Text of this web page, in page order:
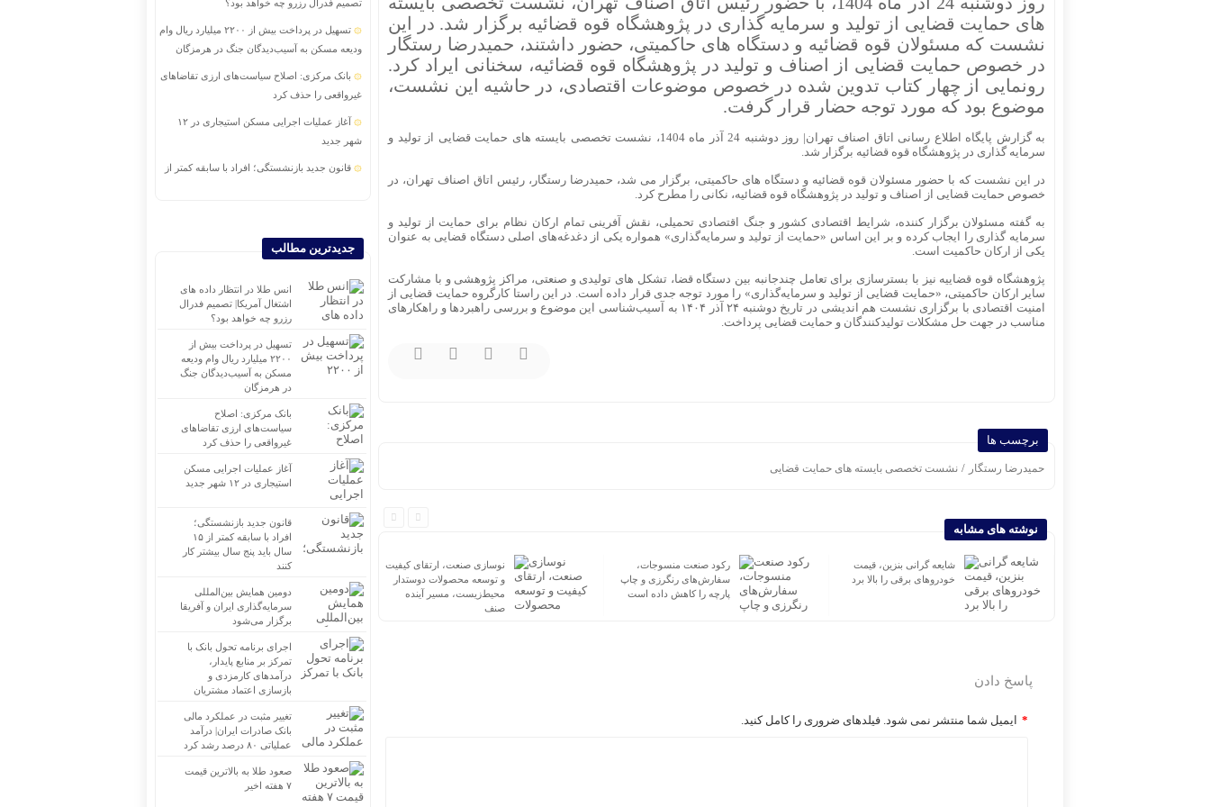
های حمایت قضایی از تولید و سرمایه گذاری در پژوهشگاه قوه قضائیه برگزار شد. در این
نشست که مسئولان قوه قضائیه و دستگاه های حاکمیتی، حضور داشتند، حمیدرضا رستگار
در خصوص حمایت قضایی از اصناف و تولید در پژوهشگاه قوه قضائیه، سخنانی ایراد کرد.
رونمایی از چهار کتاب تدوین شده در خصوص موضوعات اقتصادی، در حاشیه این نشست،
موضوع بود که مورد توجه حضار قرار گرفت.
به گزارش پایگاه اطلاع رسانی اتاق اصناف تهران| روز دوشنبه 24 آذر ماه 1404، نشست تخصصی بایسته های حمایت قضایی از تولید و
سرمایه گذاری در پژوهشگاه قوه قضائیه برگزار شد.
در این نشست که با حضور مسئولان قوه قضائیه و دستگاه های حاکمیتی، برگزار می شد، حمیدرضا رستگار، رئیس اتاق اصناف تهران، در
خصوص حمایت قضایی از اصناف و تولید در پژوهشگاه قوه قضائیه، نکانی را مطرح کرد.
به گفته مسئولان برگزار کننده، شرایط اقتصادی کشور و جنگ اقتصادی تحمیلی، نقش آفرینی تمام ارکان نظام برای حمایت از تولید و
سرمایه گذاری را ایجاب کرده و بر این اساس «حمایت از تولید و سرمایه‌گذاری» همواره یکی از دغدغه‌های اصلی دستگاه قضایی به عنوان
یکی از ارکان حاکمیت است.
پژوهشگاه قوه قضاییه نیز با بسترسازی برای تعامل چندجانبه بین دستگاه قضا، تشکل های تولیدی و صنعتی، مراکز پژوهشی و با مشارکت
سایر ارکان حاکمیتی، «حمایت قضایی از تولید و سرمایه‌گذاری» را مورد توجه جدی قرار داده است. در این راستا کارگروه حمایت قضایی از
امنیت اقتصادی با برگزاری نشست هم اندیشی در تاریخ دوشنبه ۲۴ آذر ۱۴۰۴ به آسیب‌شناسی این موضوع و بررسی راهبردها و راهکارهای
مناسب در جهت حل مشکلات تولیدکنندگان و حمایت قضایی پرداخت.
برچسب ها
حمیدرضا رستگار / نشست تخصصی بایسته های حمایت قضایی
نوشته های مشابه
نوسازی صنعت، ارتقای کیفیت
و توسعه محصولات دوستدار
محیط‌زیست، مسیر آینده
صنف
رکود صنعت منسوجات،
سفارش‌های رنگرزی و چاپ
پارچه را کاهش داده است
شایعه گرانی بنزین، قیمت
خودروهای برقی را بالا برد
پاسخ دادن
ایمیل شما منتشر نمی شود. فیلدهای ضروری را کامل کنید. *
تصمیم فدرال رزرو چه خواهد بود؟
تسهیل در پرداخت بیش از ۲۲۰۰ میلیارد ریال وام
ودیعه مسکن به آسیب‌دیدگان جنگ در هرمزگان
بانک مرکزی: اصلاح سیاست‌های ارزی تقاضاهای
غیرواقعی را حذف کرد
آغاز عملیات اجرایی مسکن استیجاری در ۱۲
شهر جدید
قانون جدید بازنشستگی؛ افراد با سابقه کمتر از
اجرای برنامه تحول بانک با تمرکز بر منابع پایدار،
درآمدهای کارمزدی و بازسازی اعتماد مشتریان
تغییر مثبت در عملکرد مالی بانک صادرات ایران|
درآمد عملیاتی ۸۰ درصد رشد کرد
صعود طلا به بالاترین قیمت ۷ هفته اخیر
جدیدترین مطالب
انس طلا در انتظار داده های
اشتغال آمریکا| تصمیم فدرال
رزرو چه خواهد بود؟
تسهیل در پرداخت بیش از
۲۲۰۰ میلیارد ریال وام ودیعه
مسکن به آسیب‌دیدگان جنگ
در هرمزگان
بانک مرکزی: اصلاح
سیاست‌های ارزی تقاضاهای
غیرواقعی را حذف کرد
آغاز عملیات اجرایی مسکن
استیجاری در ۱۲ شهر جدید
قانون جدید بازنشستگی؛
افراد با سابقه کمتر از ۱۵
سال باید پنج سال بیشتر کار
کنند
دومین همایش بین‌المللی
سرمایه‌گذاری ایران و آفریقا
برگزار می‌شود
اجرای برنامه تحول بانک با
تمرکز بر منابع پایدار،
درآمدهای کارمزدی و
بازسازی اعتماد مشتریان
تغییر مثبت در عملکرد مالی
بانک صادرات ایران| درآمد
عملیاتی ۸۰ درصد رشد کرد
صعود طلا به بالاترین قیمت
۷ هفته اخیر